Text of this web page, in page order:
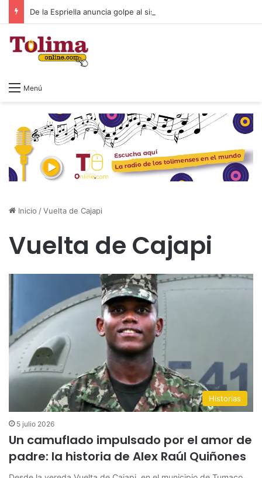
Menú
Inicio /Vuelta de Cajapi
Vuelta de Cajapi
Historias
5 julio 2026
Un camuflado impulsado por el amor de
padre: la historia de Alex Raúl Quiñones